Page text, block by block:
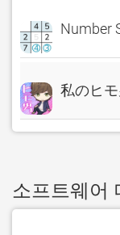
Number
私のヒ
소프트웨어